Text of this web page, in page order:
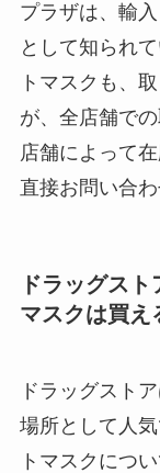
プラザは、輸
として知られ
トマスクも、
が、全店舗で
店舗によって
直接お問い合
ドラッグス
マスクは買え
ドラッグスト
場所として人
トマスクにつ